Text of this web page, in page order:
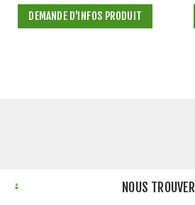
DEMANDE D'INFOS PRODUIT
NOUS TROUVER